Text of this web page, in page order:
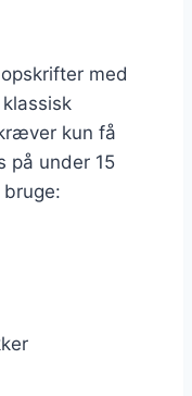
med
kun få
på under 15